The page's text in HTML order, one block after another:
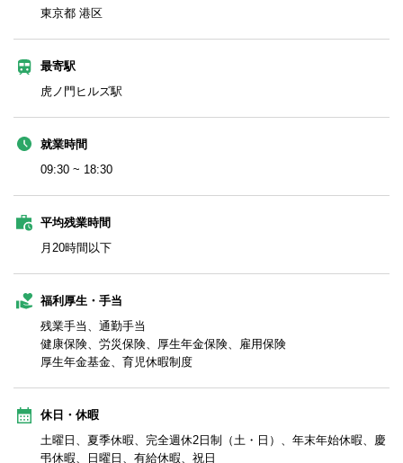
東京都 港区
最寄駅
虎ノ門ヒルズ駅
就業時間
09:30 ~ 18:30
平均残業時間
月20時間以下
福利厚生・手当
残業手当、通勤手当
健康保険、労災保険、厚生年金保険、雇用保険
厚生年金基金、育児休暇制度
休日・休暇
土曜日、夏季休暇、完全週休2日制（土・日）、年末年始休暇、慶
弔休暇、日曜日、有給休暇、祝日